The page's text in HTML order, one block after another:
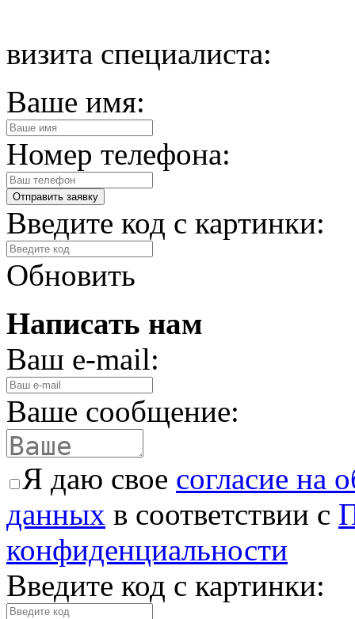
визита специалиста:
Ваше имя:
Номер телефона:
Введите код с картинки:
Обновить
Написать нам
Ваш e-mail:
Ваше сообщение:
Я даю свое согласие на
данных в соответствии с
конфиденциальности
Введите код с картинки: